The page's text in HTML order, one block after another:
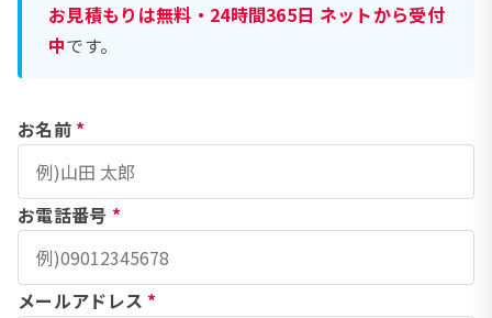
お見積もりは無料・24時間365日 ネットから受付
中です。
お名前 *
お電話番号 *
メールアドレス *